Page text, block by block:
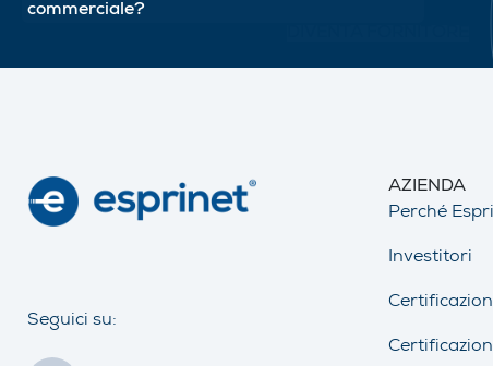
commerciale?
Seguici su:
AZIENDA
Perché
Investitori